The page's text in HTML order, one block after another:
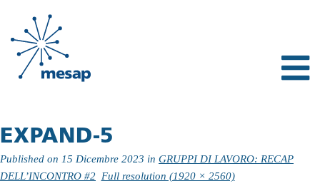
EXPAND-5
Published on 15 Dicembre 2023 in GRUPPI DI LAVORO: RECAP
DELL’INCONTRO #2 Full resolution (1920 × 2560)